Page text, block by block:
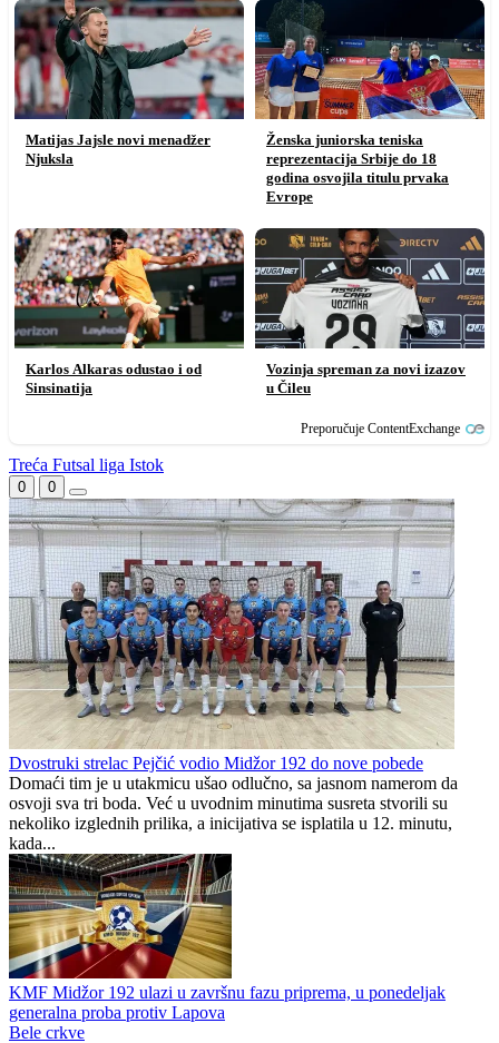
Matijas Jajsle novi menadžer
Njuksla
Ženska juniorska teniska
reprezentacija Srbije do 18
godina osvojila titulu prvaka
Evrope
Karlos Alkaras odustao i od
Sinsinatija
Vozinja spreman za novi izazov
u Čileu
Preporučuje ContentExchange
Treća Futsal liga Istok
0 0
Dvostruki strelac Pejčić vodio Midžor 192 do nove pobede
Domaći tim je u utakmicu ušao odlučno, sa jasnom namerom da
osvoji sva tri boda. Već u uvodnim minutima susreta stvorili su
nekoliko izglednih prilika, a inicijativa se isplatila u 12. minutu,
kada...
KMF Midžor 192 ulazi u završnu fazu priprema, u ponedeljak
generalna proba protiv Lapova
Bele crkve